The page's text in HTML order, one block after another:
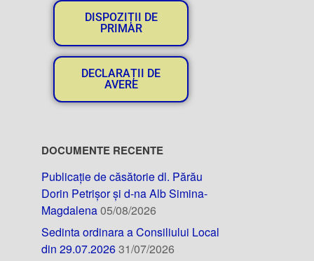
DISPOZIȚII DE
PRIMAR
DECLARAȚII DE
AVERE
DOCUMENTE RECENTE
Publicație de căsătorie dl. Părău
Dorin Petrișor și d-na Alb Simina-
Magdalena05/08/2026
Sedinta ordinara a Consiliului Local
din 29.07.202631/07/2026